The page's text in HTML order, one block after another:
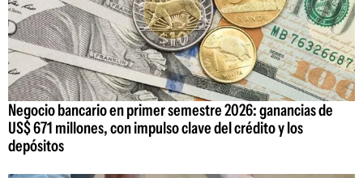
Negocio bancario en primer semestre 2026: ganancias de
US$ 671 millones, con impulso clave del crédito y los
depósitos